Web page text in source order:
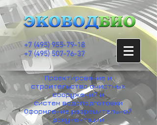
Проектирование и
строительство очистных
сооружений и
систем водоподготовки
Оформление разрешительной
документации
+7 (495) 955-79-18
+7 (495) 507-76-37